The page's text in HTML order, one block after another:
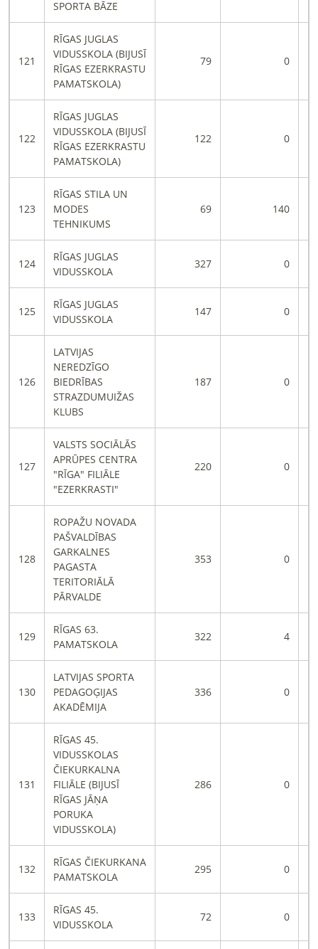
SPORTA BĀZE
121
RĪGAS JUGLAS
VIDUSSKOLA (BIJUSĪ
RĪGAS EZERKRASTU
PAMATSKOLA)
79 0
122
RĪGAS JUGLAS
VIDUSSKOLA (BIJUSĪ
RĪGAS EZERKRASTU
PAMATSKOLA)
122 0
123
RĪGAS STILA UN
MODES
TEHNIKUMS
69 140
124
RĪGAS JUGLAS
VIDUSSKOLA
327 0
125
RĪGAS JUGLAS
VIDUSSKOLA
147 0
126
LATVIJAS
NEREDZĪGO
BIEDRĪBAS
STRAZDUMUIŽAS
KLUBS
187 0
127
VALSTS SOCIĀLĀS
APRŪPES CENTRA
"RĪGA" FILIĀLE
"EZERKRASTI"
220 0
128
ROPAŽU NOVADA
PAŠVALDĪBAS
GARKALNES
PAGASTA
TERITORIĀLĀ
PĀRVALDE
353 0
129
RĪGAS 63.
PAMATSKOLA
322 4
130
LATVIJAS SPORTA
PEDAGOĢIJAS
AKADĒMIJA
336 0
131
RĪGAS 45.
VIDUSSKOLAS
ČIEKURKALNA
FILIĀLE (BIJUSĪ
RĪGAS JĀŅA
PORUKA
VIDUSSKOLA)
286 0
132
RĪGAS ČIEKURKANA
PAMATSKOLA
295 0
133
RĪGAS 45.
VIDUSSKOLA
72 0